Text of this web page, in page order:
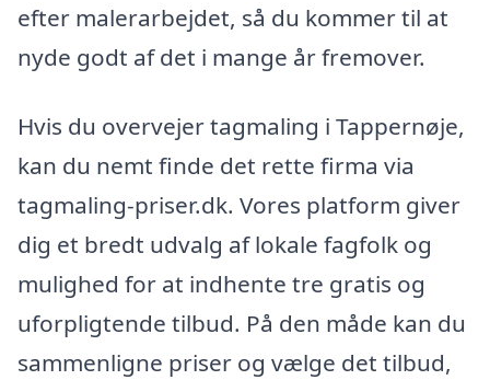
efter malerarbejdet, så du kommer til at
nyde godt af det i mange år fremover.
Hvis du overvejer tagmaling i Tappernøje,
kan du nemt finde det rette firma via
tagmaling-priser.dk. Vores platform giver
dig et bredt udvalg af lokale fagfolk og
mulighed for at indhente tre gratis og
uforpligtende tilbud. På den måde kan du
sammenligne priser og vælge det tilbud,